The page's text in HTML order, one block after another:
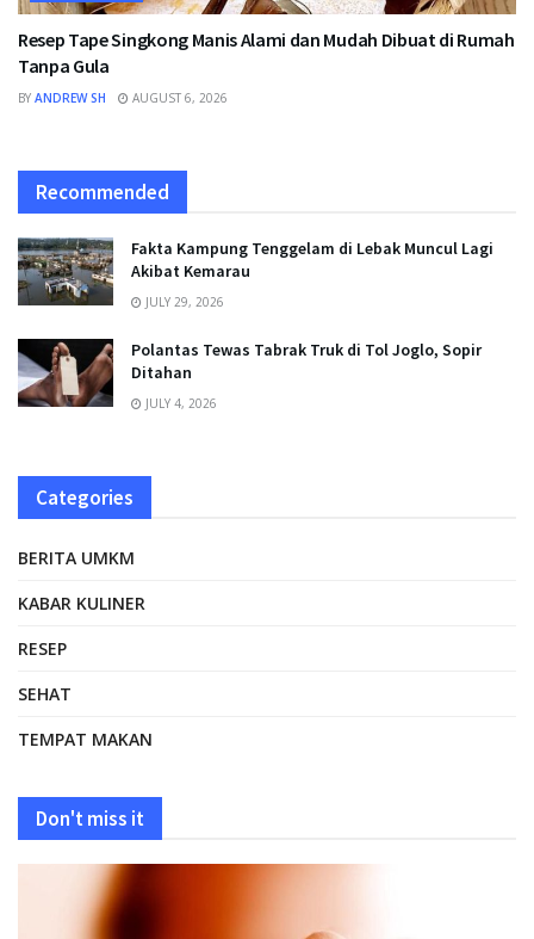
Resep Tape Singkong Manis Alami dan Mudah Dibuat di Rumah
Tanpa Gula
BY ANDREW SH AUGUST 6, 2026
Recommended
Fakta Kampung Tenggelam di Lebak Muncul Lagi
Akibat Kemarau
JULY 29, 2026
Polantas Tewas Tabrak Truk di Tol Joglo, Sopir
Ditahan
JULY 4, 2026
Categories
BERITA UMKM
KABAR KULINER
RESEP
SEHAT
TEMPAT MAKAN
Don't miss it